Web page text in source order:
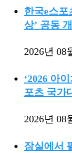
한국e스포
상’ 공동
2026년 08
‘2026 아
포츠 국가
2026년 08
잠실에서